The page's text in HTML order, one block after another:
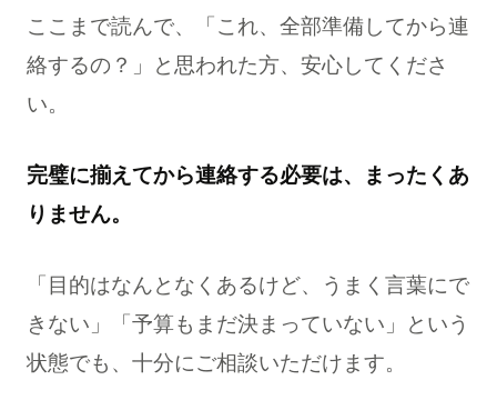
ここまで読んで、「これ、全部準備してから連
絡するの？」と思われた方、安心してくださ
い。
完璧に揃えてから連絡する必要は、まったくあ
りません。
「目的はなんとなくあるけど、うまく言葉にで
きない」「予算もまだ決まっていない」という
状態でも、十分にご相談いただけます。